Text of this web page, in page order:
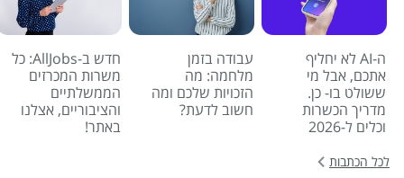
ה-AI לא יחליף
אתכם, אבל מי
ששולט בו- כן.
מדריך הכשרות
וכלים ל-2026
עבודה בזמן
מלחמה: מה
הזכויות שלכם ומה
חשוב לדעת?
חדש ב-AllJobs: כל
משרות המכרזים
הממשלתיים
והציבוריים, אצלנו
באתר!
לכל הכתבות